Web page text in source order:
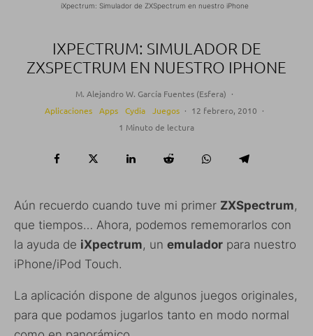
iXpectrum: Simulador de ZXSpectrum en nuestro iPhone
IXPECTRUM: SIMULADOR DE
ZXSPECTRUM EN NUESTRO IPHONE
M. Alejandro W. García Fuentes (Esfera) ·
Aplicaciones
Apps Cydia Juegos · 12 febrero, 2010 ·
1 Minuto de lectura
Aún recuerdo cuando tuve mi primer ZXSpectrum,
que tiempos… Ahora, podemos rememorarlos con
la ayuda de iXpectrum, un emulador para nuestro
iPhone/iPod Touch.
La aplicación dispone de algunos juegos originales,
para que podamos jugarlos tanto en modo normal